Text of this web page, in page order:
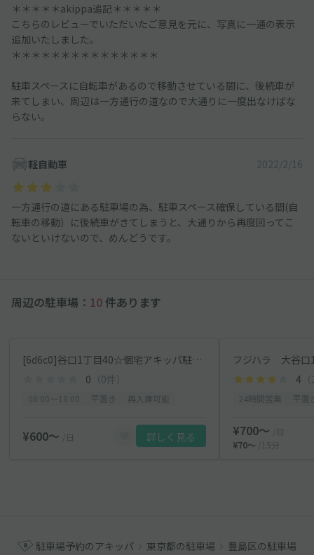
＊＊＊＊＊akippa追記＊＊＊＊＊
こちらのレビューでいただいたご意見を元に、写真に一通の表示
追加いたしました。
＊＊＊＊＊＊＊＊＊＊＊＊＊＊＊
駐車スペースに自転車があるので移動させている間に、後続車が
来てしまい、周辺は一方通行の道なので大通りに一度出なけばな
らない。
軽自動車 2022/2/16
一方通行の道にある駐車場の為、駐車スペース確保している間(自
転車の移動）に後続車がきてしまうと、大通りから再度回ってこ
ないといけないので、めんどうです。
周辺の駐車場： 10 件あります
[6d6c0]谷口1丁目40☆個宅アキッパ駐車場
0 （0件）
¥600〜 /日 詳しく見る
フジハラ 大谷口
4
¥700〜
/日
¥70〜
/15分
駐車場予約のアキッパ 東京都の駐車場 豊島区の駐車場